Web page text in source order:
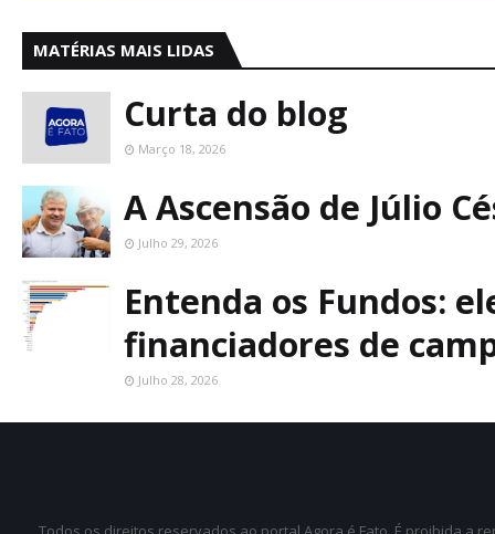
MATÉRIAS MAIS LIDAS
Curta do blog
Março 18, 2026
A Ascensão de Júlio
Julho 29, 2026
Entenda os Fundos:
financiadores de
Julho 28, 2026